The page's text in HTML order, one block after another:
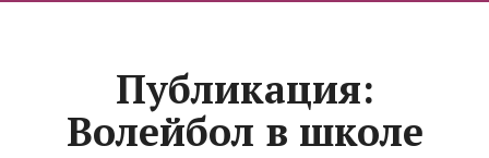
Публикация:
Волейбол в школе